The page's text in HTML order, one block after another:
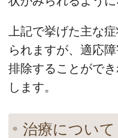
上記で挙げた主な
られますが、適応
排除することがで
します。
治療について